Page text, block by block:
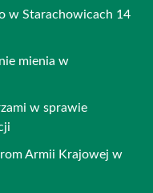
w Starachowicach 14
mienia w
w sprawie
Armii Krajowej w